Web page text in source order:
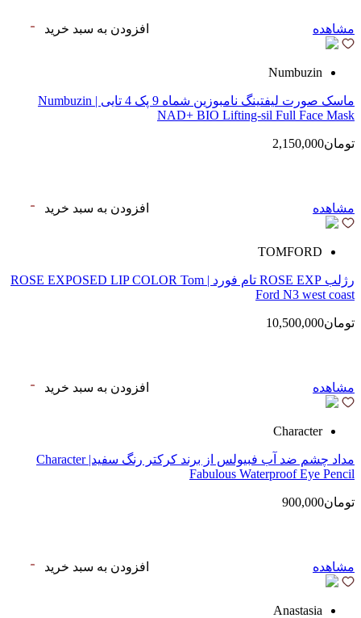
مشاهده افزودن به سبد خرید
Numbuzin
ماسک صورت لیفتینگ نامبوزین شماه 9 پک 4 تایی | Numbuzin
NAD+ BIO Lifting-sil Full Face Mask
تومان2,150,000
مشاهده افزودن به سبد خرید
TOMFORD
رژلب ROSE EXP تام فورد | ROSE EXPOSED LIP COLOR Tom
Ford N3 west coast
تومان10,500,000
مشاهده افزودن به سبد خرید
Character
مداد چشم ضد آب فبیولس از برند کرکتر رنگ سفید| Character
Fabulous Waterproof Eye Pencil
تومان900,000
مشاهده افزودن به سبد خرید
Anastasia